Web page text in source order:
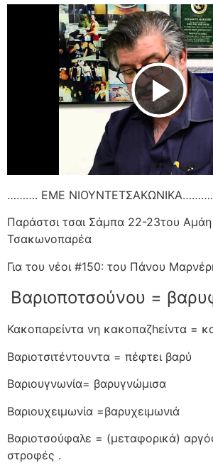
………. ΕΜΕ
Παράστσι τσαι Σάμπα 22-23του
Τσακωνοπαρέα
Για του νέοι #150: του Πάνου
Βαριοποτσούνου =
Κακοπαρείντα νη κακοπαζhείντα =
Βαριοτσιτέντουντα = πέφτει βαρύ
Βαριουγνωνία= βαρυγνώμισα
Βαριουχειμωνία =βαρυχειμωνιά
Βαριοτσούφαλε = (μεταφορικά)
στροφές .